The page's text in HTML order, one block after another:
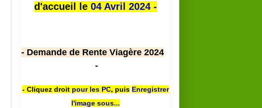
d'accueil le 04 Avril 2024 -
- Demande de Rente Viagère 2024
-
- Cliquez droit pour les PC, puis Enregistrer
l'image sous...